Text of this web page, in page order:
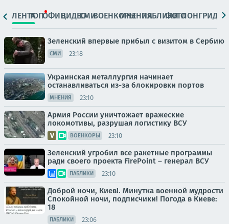
ЛЕНТАТОПОФИЦ.ВИДЕОСМИВОЕНКОРЫМНЕНИЯПАБЛИКИ
ФОТОЛОНГРИДЫ
Зеленский впервые прибыл с визитом в Сербию
СМИ 23:18
Украинская металлургия начинает
останавливаться из-за блокировки портов
МНЕНИЯ 23:10
Армия России уничтожает вражеские
локомотивы, разрушая логистику ВСУ
ВОЕНКОРЫ 23:10
Зеленский угробил все ракетные программы
ради своего проекта FirePoint – генерал ВСУ
ПАБЛИКИ 23:10
Доброй ночи, Киев!. Минутка военной мудрости
Спокойной ночи, подписчики! Погода в Киеве:
18
ПАБЛИКИ 23:06